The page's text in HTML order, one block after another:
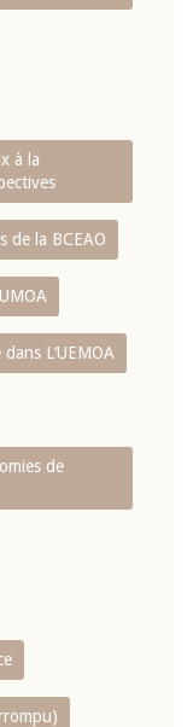
à la
de la BCEAO
L‘UEMOA
de